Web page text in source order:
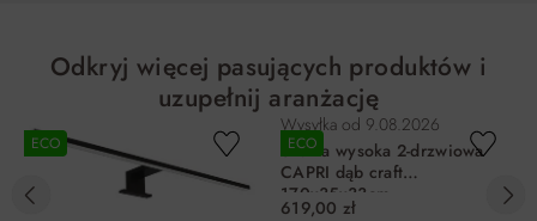
Odkryj więcej pasujących produktów i
uzupełnij aranżację
ECO ECO
Wysyłka od 9.08.2026
Szafka wysoka 2-drzwiowa
CAPRI dąb craft
170x35x33cm
619,00 zł